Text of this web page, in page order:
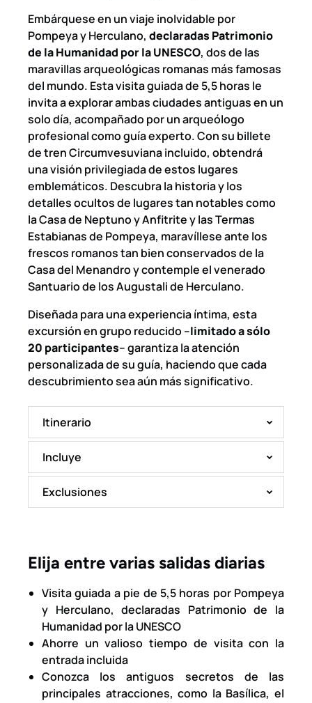
Embárquese en un viaje inolvidable por
Pompeya y Herculano, declaradas Patrimonio
de la Humanidad por la UNESCO, dos de las
maravillas arqueológicas romanas más famosas
del mundo. Esta visita guiada de 5,5 horas le
invita a explorar ambas ciudades antiguas en un
solo día, acompañado por un arqueólogo
profesional como guía experto. Con su billete
de tren Circumvesuviana incluido, obtendrá
una visión privilegiada de estos lugares
emblemáticos. Descubra la historia y los
detalles ocultos de lugares tan notables como
la Casa de Neptuno y Anfitrite y las Termas
Estabianas de Pompeya, maravíllese ante los
frescos romanos tan bien conservados de la
Casa del Menandro y contemple el venerado
Santuario de los Augustali de Herculano.
Diseñada para una experiencia íntima, esta
excursión en grupo reducido –limitado a sólo
20 participantes– garantiza la atención
personalizada de su guía, haciendo que cada
descubrimiento sea aún más significativo.
Itinerario
Incluye
Exclusiones
Elija entre varias salidas diarias
Visita guiada a pie de 5,5 horas por Pompeya
y Herculano, declaradas Patrimonio de la
Humanidad por la UNESCO
Ahorre un valioso tiempo de visita con la
entrada incluida
Conozca los antiguos secretos de las
principales atracciones, como la Basílica, el